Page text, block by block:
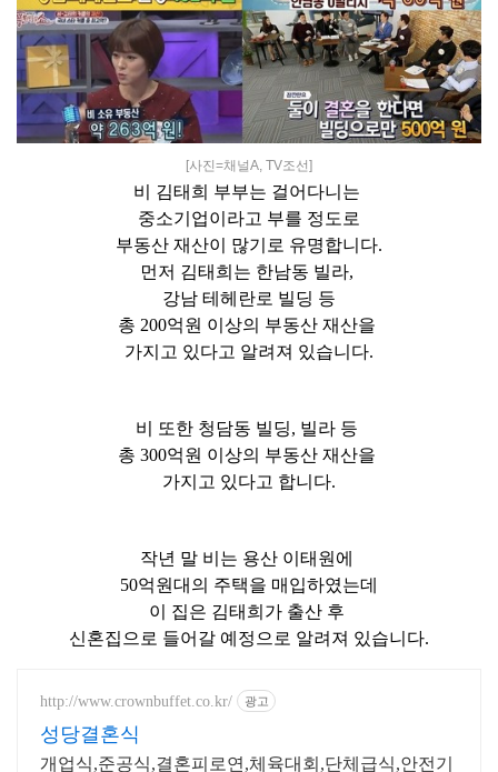
[사진=채널A, TV조선]
비 김태희 부부는 걸어다니는
중소기업이라고 부를 정도로
부동산 재산이 많기로 유명합니다.
먼저 김태희는 한남동 빌라,
강남 테헤란로 빌딩 등
총 200억원 이상의 부동산 재산을
가지고 있다고 알려져 있습니다.
비 또한 청담동 빌딩, 빌라 등
총 300억원 이상의 부동산 재산을
가지고 있다고 합니다.
작년 말 비는 용산 이태원에
50억원대의 주택을 매입하였는데
이 집은 김태희가 출산 후
신혼집으로 들어갈 예정으로 알려져 있습니다.
http://www.crownbuffet.co.kr/ 광고
성당결혼식
개업식,준공식,결혼피로연,체육대회,단체급식,안전기